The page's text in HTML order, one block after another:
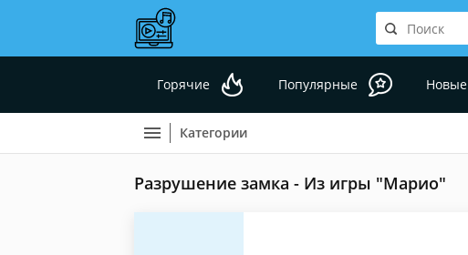
Горячие Популярные Новые
Категории
Разрушение замка - Из игры "Марио"